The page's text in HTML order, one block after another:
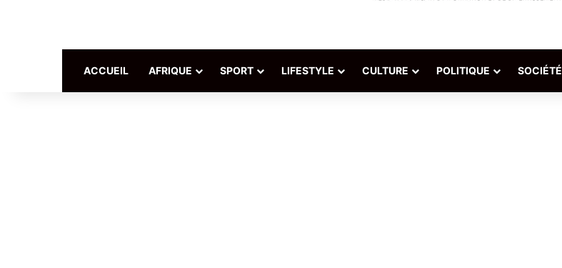
ACCUEIL AFRIQUE SPORT LIFESTYLE CULTURE POLITIQUE SOCIÉTÉ